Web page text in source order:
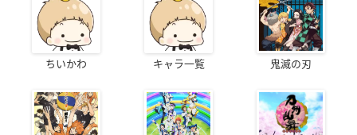
ちいかわ キャラ一覧 鬼滅の刃